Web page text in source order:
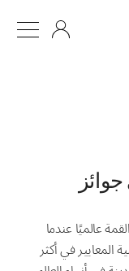
عالميًا عندما
المعايير في أكثر